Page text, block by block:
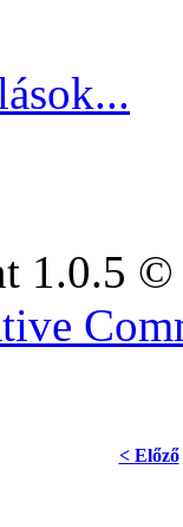
1.0.5
< Előző